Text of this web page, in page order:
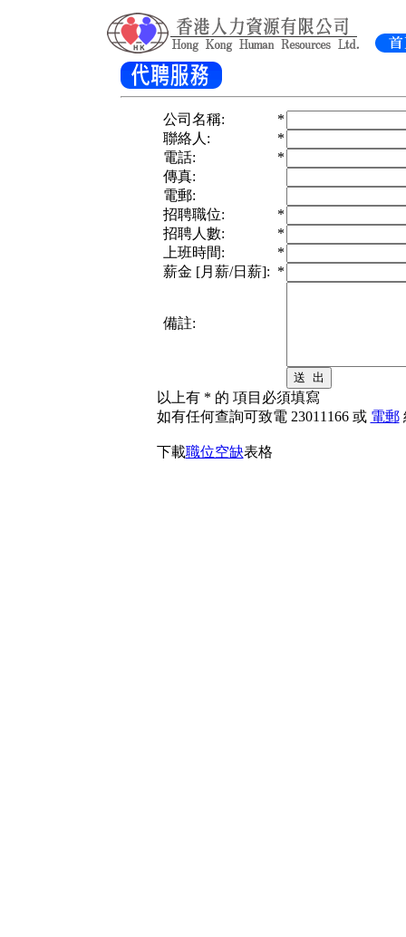
公司名稱:
*
聯絡人:
*
電話:
*
傳真:
電郵:
招聘職位:
*
招聘人數:
*
上班時間:
*
薪金 [月薪/日薪]: *
備註:
以上有 * 的 項目必須填寫
如有任何查詢可致電 23011166 或 電郵
下載職位空缺表格